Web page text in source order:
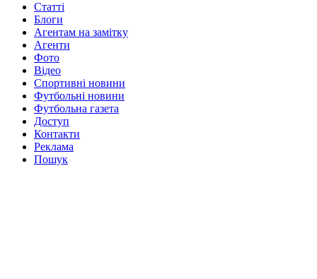
Статті
Блоги
Агентам на замітку
Агенти
Фото
Відео
Спортивні новини
Футбольні новини
Футбольна газета
Доступ
Контакти
Реклама
Пошук